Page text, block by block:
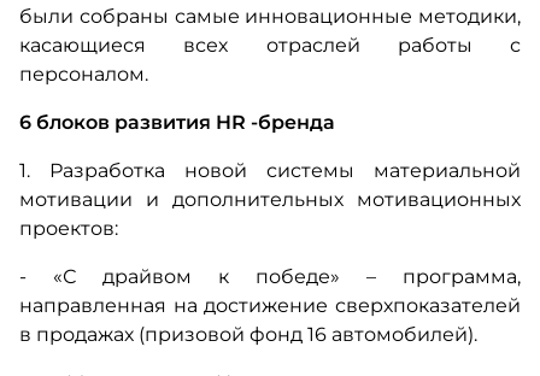
были собраны самые инновационные методики,
касающиеся всех отраслей работы с
персоналом.
6 блоков развития HR -бренда
1. Разработка новой системы материальной
мотивации и дополнительных мотивационных
проектов:
- «С драйвом к победе» – программа,
направленная на достижение сверхпоказателей
в продажах (призовой фонд 16 автомобилей).